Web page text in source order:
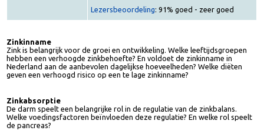
formulieren E-learning module Zink
Prijs: € 60 (excl. 9% BTW).
Zinkinname
Nederland aan de aanbevolen dagelijkse hoeveelheden? Welke diëten
geven een verhoogd risico op een te lage zinkinname?